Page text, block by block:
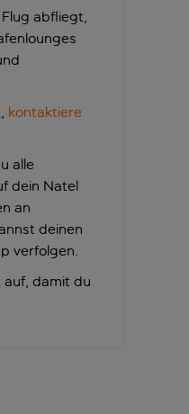
abfliegt,
kontaktiere
alle
dein Natel
an
deinen
verfolgen.
auf, damit du